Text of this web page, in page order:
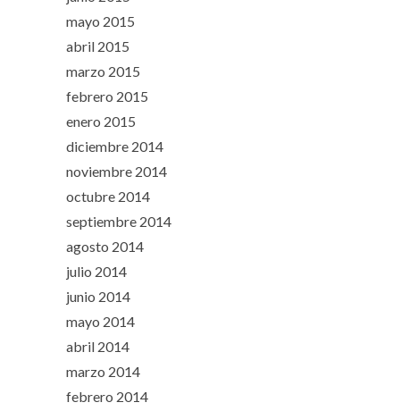
mayo 2015
abril 2015
marzo 2015
febrero 2015
enero 2015
diciembre 2014
noviembre 2014
octubre 2014
septiembre 2014
agosto 2014
julio 2014
junio 2014
mayo 2014
abril 2014
marzo 2014
febrero 2014